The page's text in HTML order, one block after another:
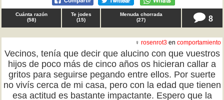
Cuánta razón
(58)
Te jodes
(15)
Menuda chorrada
(27) 8
♀ rosenrot3 en comportamiento
Vecinos, tenía que decir que alucino con que vuestros
hijos de poco más de cinco años os hicieran callar a
gritos para seguirse pegando entre ellos. Por suerte
no vivís cerca de mi casa, pero con la edad que tienen
esa actitud es bastante impactante. Espero que la